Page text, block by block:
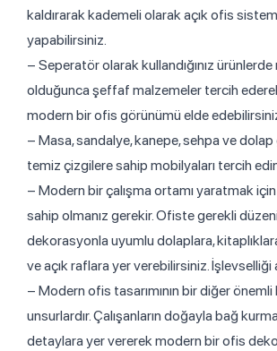
kaldırarak kademeli olarak açık ofis
yapabilirsiniz.
– Seperatör olarak kullandığınız
olduğunca şeffaf malzemeler tercih
modern bir ofis görünümü elde
– Masa, sandalye, kanepe, sehpa ve
temiz çizgilere sahip mobilyaları tercih
– Modern bir çalışma ortamı yaratmak
sahip olmanız gerekir. Ofiste gerekli
dekorasyonla uyumlu dolaplara,
ve açık raflara yer verebilirsiniz. İşlevselliği
– Modern ofis tasarımının bir diğer
unsurlardır. Çalışanların doğayla bağ
detaylara yer vererek modern bir ofis